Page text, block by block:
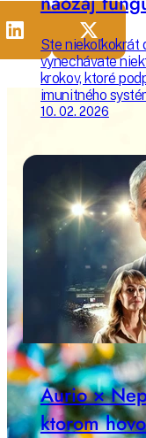
Ste niekoľkokrát
vynechávate
krokov, ktoré
imunitného
organizmu
10. 02. 2026
Aurio ×
ktorom